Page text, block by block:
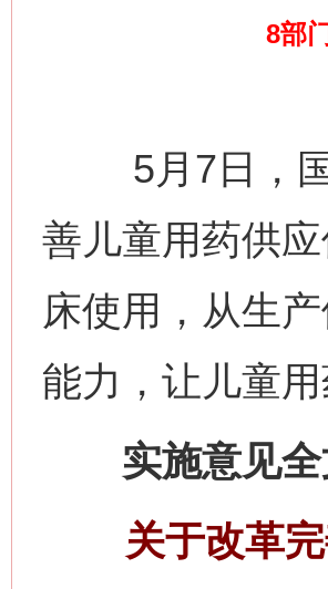
8部
5月7日，国
善儿童用药供
床使用，从生
能力，让儿童
实施意见全
关于改革